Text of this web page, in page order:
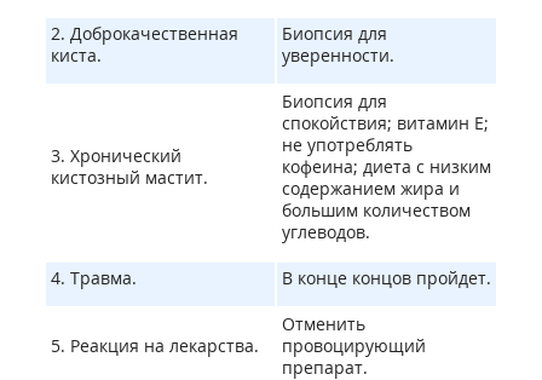
2. Доброкачественная
киста.
Биопсия для
уверенности.
3. Хронический
кистозный мастит.
Биопсия для
спокойствия; витамин Е;
не употреблять
кофеина; диета с низким
содержанием жира и
большим количеством
углеводов.
4. Травма.
В конце концов пройдет.
5. Реакция на лекарства.
Отменить
провоцирующий
препарат.